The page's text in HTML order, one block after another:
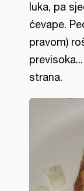
luka, pa
ćevape.
pravom)
strana.